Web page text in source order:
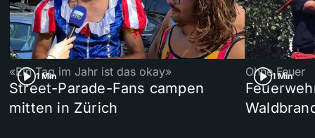
1 Min
«Ein Tag im Jahr ist das okay»
Street-Parade-Fans campen
mitten in Zürich
1 Min
Ohne Feuer